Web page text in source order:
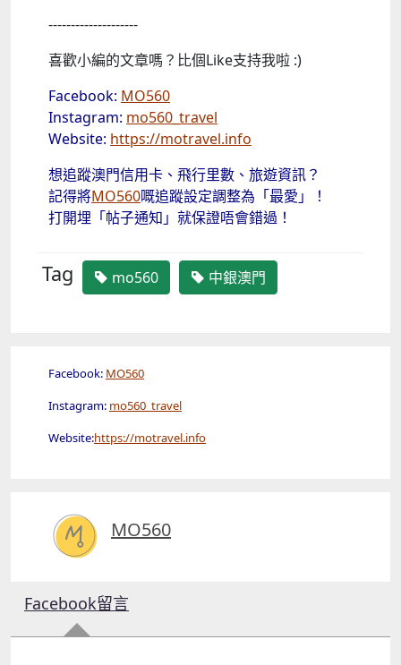
--------------------
喜歡小編的文章嗎？比個Like支持我啦 :)
Facebook: MO560
Instagram: mo560_travel
Website: https://motravel.info
想追蹤澳門信用卡、飛行里數、旅遊資訊？
記得將MO560嘅追蹤設定調整為「最愛」！
打開埋「帖子通知」就保證唔會錯過！
Tag mo560 中銀澳門
Facebook: MO560
Instagram: mo560_travel
Website:https://motravel.info
MO560
Facebook留言